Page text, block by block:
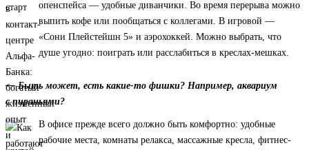
опенспейса — удобные диванчики. Во время перерыва можно
выпить кофе или пообщаться с коллегами. В игровой —
«Сони Плейстейшн 5» и аэрохоккей. Можно выбрать, что
душе угодно: поиграть или расслабиться в креслах-мешках.
— Быть может, есть какие-то фишки? Например, аквариум
с пираньями?
В офисе прежде всего должно быть комфортно: удобные
рабочие места, комнаты релакса, массажные кресла, фитнес-